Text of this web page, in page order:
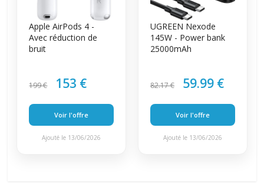
Apple AirPods 4 -
Avec réduction de
bruit
199 € 153 €
Voir l'offre
Ajouté le 13/06/2026
UGREEN Nexode
145W - Power bank
25000mAh
82.17 € 59.99 €
Voir l'offre
Ajouté le 13/06/2026